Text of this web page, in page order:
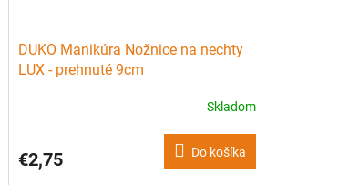
DUKO Manikúra Nožnice na nechty
LUX - prehnuté 9cm
Skladom
€2,75 Do košíka